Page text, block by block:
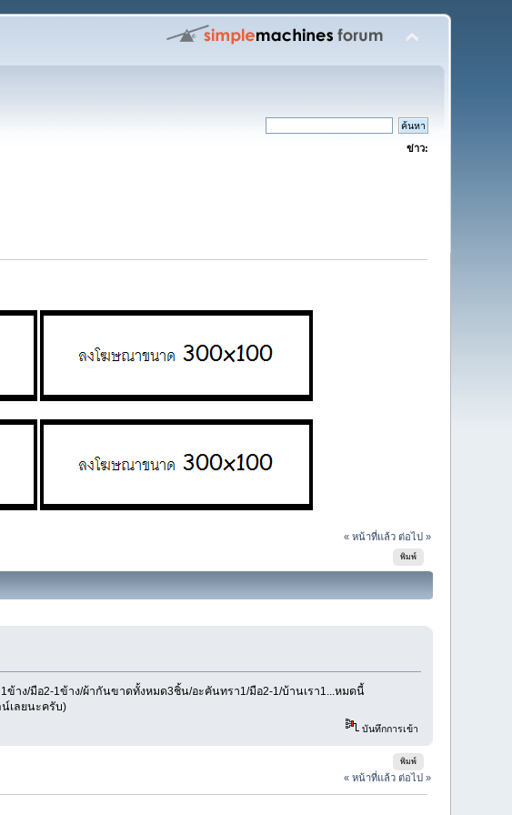
ข่าว:
« หน้าที่แล้ว ต่อไป »
พิมพ์
ข้าง/มือ2-1ข้าง/ผ้ากันขาดทั้งหมด3ชิ้น/อะคันทรา1/มือ2-1/บ้านเรา1...หมดนี้
น์เลยนะครับ)
บันทึกการเข้า
พิมพ์
« หน้าที่แล้ว ต่อไป »